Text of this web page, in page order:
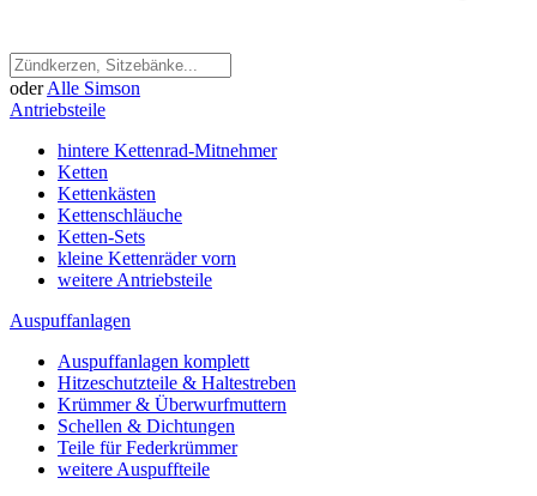
oder Alle Simson
Antriebsteile
hintere Kettenrad-Mitnehmer
Ketten
Kettenkästen
Kettenschläuche
Ketten-Sets
kleine Kettenräder vorn
weitere Antriebsteile
Auspuffanlagen
Auspuffanlagen komplett
Hitzeschutzteile & Haltestreben
Krümmer & Überwurfmuttern
Schellen & Dichtungen
Teile für Federkrümmer
weitere Auspuffteile